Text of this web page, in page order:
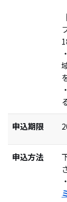
申込期限
申込方法
・